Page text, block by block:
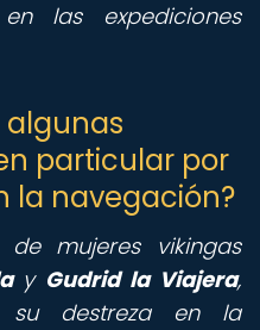
las expediciones
algunas
particular por
la navegación?
mujeres vikingas
y Gudrid la Viajera,
su destreza en la